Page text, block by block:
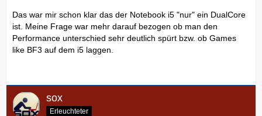
Das war mir schon klar das der Notebook i5 "nur" ein DualCore
ist. Meine Frage war mehr darauf bezogen ob man den
Performance unterschied sehr deutlich spürt bzw. ob Games
like BF3 auf dem i5 laggen.
sox
Erleuchteter